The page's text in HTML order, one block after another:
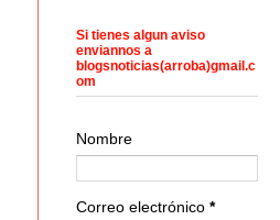
Si tienes algun aviso
enviannos a
blogsnoticias(arroba)gmail.c
om
Nombre
Correo electrónico *